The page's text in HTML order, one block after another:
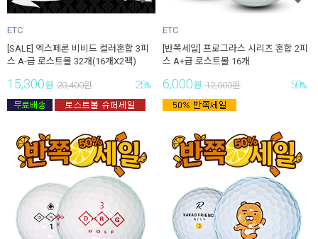
ETC
[SALE] 엑스페론 비비드 컬러혼합 3피
스 A-급 로스트볼 32개(16개X2팩)
15,300원 20,400원 25%
ETC
[반쪽세일] 프로그라스 시리즈 혼합 2피
스 A+급 로스트볼 16개
6,000원 12,000원 50%